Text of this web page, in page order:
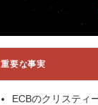
重要な事実
ECBのクリスティ